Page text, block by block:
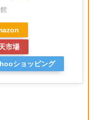
市場
ショッピング